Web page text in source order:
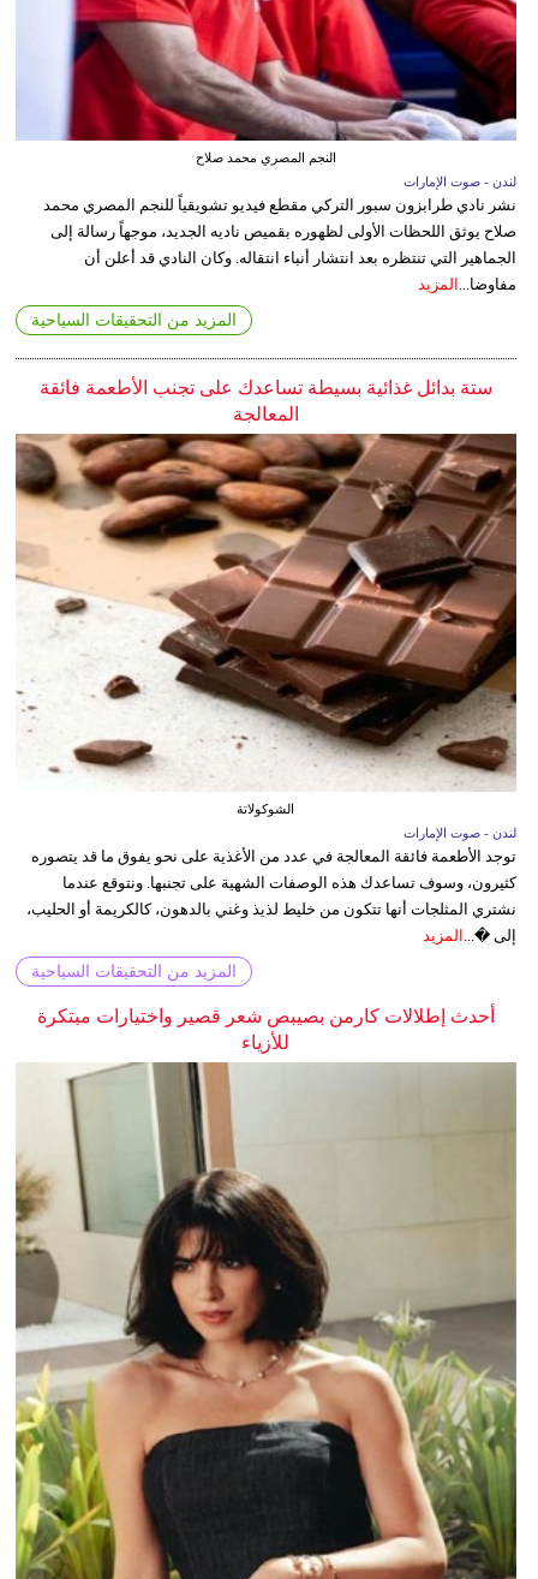
النجم المصري محمد صلاح
لندن - صوت الإمارات
نشر نادي طرابزون سبور التركي مقطع فيديو تشويقياً للنجم المصري محمد
صلاح يوثق اللحظات الأولى لظهوره بقميص ناديه الجديد، موجهاً رسالة إلى
الجماهير التي تنتظره بعد انتشار أنباء انتقاله. وكان النادي قد أعلن أن
مفاوضا... المزيد
المزيد من التحقيقات السياحية
ستة بدائل غذائية بسيطة تساعدك على تجنب الأطعمة فائقة
المعالجة
الشوكولاتة
لندن - صوت الإمارات
توجد الأطعمة فائقة المعالجة في عدد من الأغذية على نحو يفوق ما قد يتصوره
كثيرون، وسوف تساعدك هذه الوصفات الشهية على تجنبها. ونتوقع عندما
نشتري المثلجات أنها تتكون من خليط لذيذ وغني بالدهون، كالكريمة أو الحليب،
إلى �... المزيد
المزيد من التحقيقات السياحية
أحدث إطلالات كارمن بصيبص شعر قصير واختيارات مبتكرة
للأزياء